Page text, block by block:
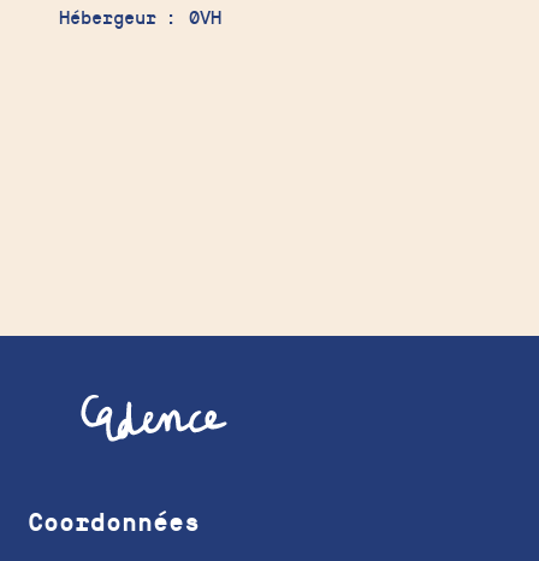
Hébergeur : 0VH
Coordonnées